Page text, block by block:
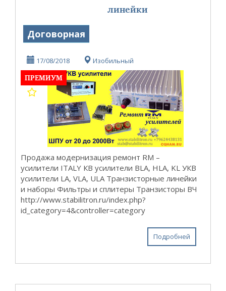
линейки
Договорная
17/08/2018 Изобильный
ПРЕМИУМ
Продажа модернизация ремонт RM –
усилители ITALY КВ усилители BLA, HLA, KL УКВ
усилители LA, VLA, ULA Транзисторные линейки
и наборы Фильтры и сплитеры Транзисторы ВЧ
http://www.stabilitron.ru/index.php?
id_category=4&controller=category
Подробней